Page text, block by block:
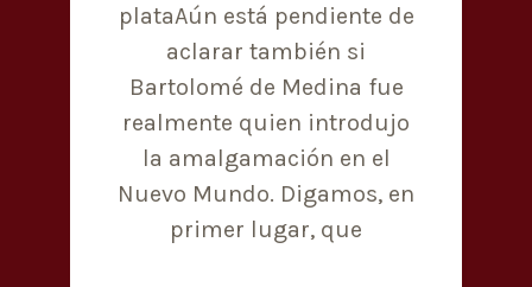
plataAún está pendiente de
aclarar también si
Bartolomé de Medina fue
realmente quien introdujo
la amalgamación en el
Nuevo Mundo. Digamos, en
primer lugar, que